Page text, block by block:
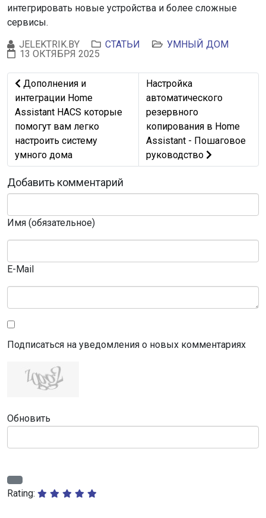
интегрировать новые устройства и более сложные
сервисы.
JELEKTRIK.BY
СТАТЬИ
УМНЫЙ ДОМ
13 ОКТЯБРЯ 2025
Предыдущий: Дополнения и интеграции Home
Дополнения и
интеграции Home
Assistant HACS которые
помогут вам легко
настроить систему
умного дома
Следующий: Настройка
Настройка
автоматического
резервного
копирования в Home
Assistant - Пошаговое
руководство
Добавить комментарий
Имя (обязательное)
E-Mail
Подписаться на уведомления о новых комментариях
Обновить
Rating: